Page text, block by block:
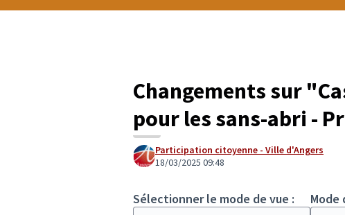
Changements sur
pour les sans-abri -
Participation citoyenne - Ville d'Angers
18/03/2025 09:48
Sélectionner le mode de vue :
Mode